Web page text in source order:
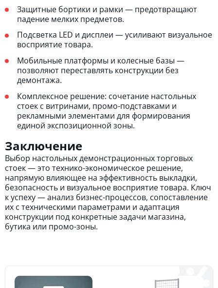
Защитные бортики и рамки — предотвращают
падение мелких предметов.
Подсветка LED и дисплеи — усиливают визуальное
восприятие товара.
Мобильные платформы и колесные базы —
позволяют переставлять конструкции без
демонтажа.
Комплексное решение: сочетание настольных
стоек с витринами, промо-подставками и
рекламными элементами для формирования
единой экспозиционной зоны.
Заключение
Выбор настольных демонстрационных торговых
стоек — это технико-экономическое решение,
напрямую влияющее на эффективность выкладки,
безопасность и визуальное восприятие товара. Ключ
к успеху — анализ бизнес-процессов, сопоставление
их с техническими параметрами и адаптация
конструкции под конкретные задачи магазина,
бутика или промо-зоны.